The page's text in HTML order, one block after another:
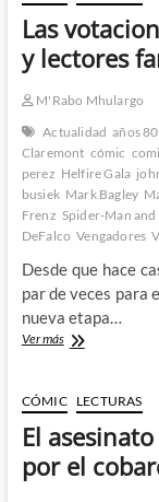
Las
y lectores
M'Rabo Mhulargo
Actualidad años 80
Claremont cómic
perez Helfire Gala
busiek Mark Bagley
Frenz Spider-Man
DeFalco Vengadores
Desde que hace
par de veces para
nueva etapa…
Ver másLas
la
Patrulla-
X,
Firestar
y
CÓMIC LECTURAS
El
por el